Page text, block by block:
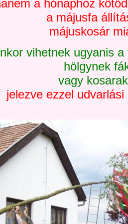
a hónaphoz
a májusfa
májuskosár
vihetnek ugyanis
hölgynek
vagy
jelezve ezzel